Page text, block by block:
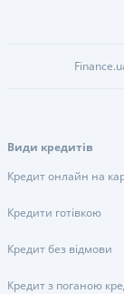
Види кредитів
Кредит онлайн на
Кредити готівкою
Кредит без відмови
Кредит з поганою